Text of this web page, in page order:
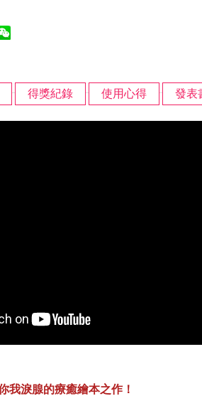
得獎紀錄 使用心得 發表
我淚腺的療癒繪本之作！